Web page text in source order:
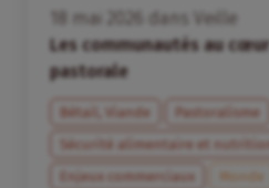
mai dans
Veille
Les communautés au
pastorale
Bétail, Viande
Pastoralisme
Sécurité alimentaire et
Enjeux commerciaux
Monde